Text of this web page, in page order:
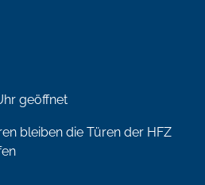
geöffnet
bleiben die Türen der HFZ